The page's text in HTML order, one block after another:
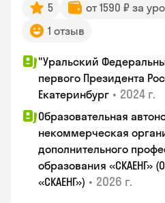
5 от 1590 ₽ за
1 отзыв
"Уральский
первого Президента
Екатеринбург • 2024 г.
Образовательная
некоммерческая
дополнительного
образования «СКАЕНГ»
«СКАЕНГ») • 2026 г.